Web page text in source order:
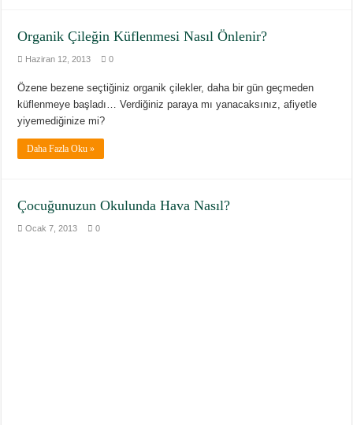
Organik Çileğin Küflenmesi Nasıl Önlenir?
Haziran 12, 2013 0
Özene bezene seçtiğiniz organik çilekler, daha bir gün geçmeden
küflenmeye başladı… Verdiğiniz paraya mı yanacaksınız, afiyetle
yiyemediğinize mi?
Daha Fazla Oku »
Çocuğunuzun Okulunda Hava Nasıl?
Ocak 7, 2013 0